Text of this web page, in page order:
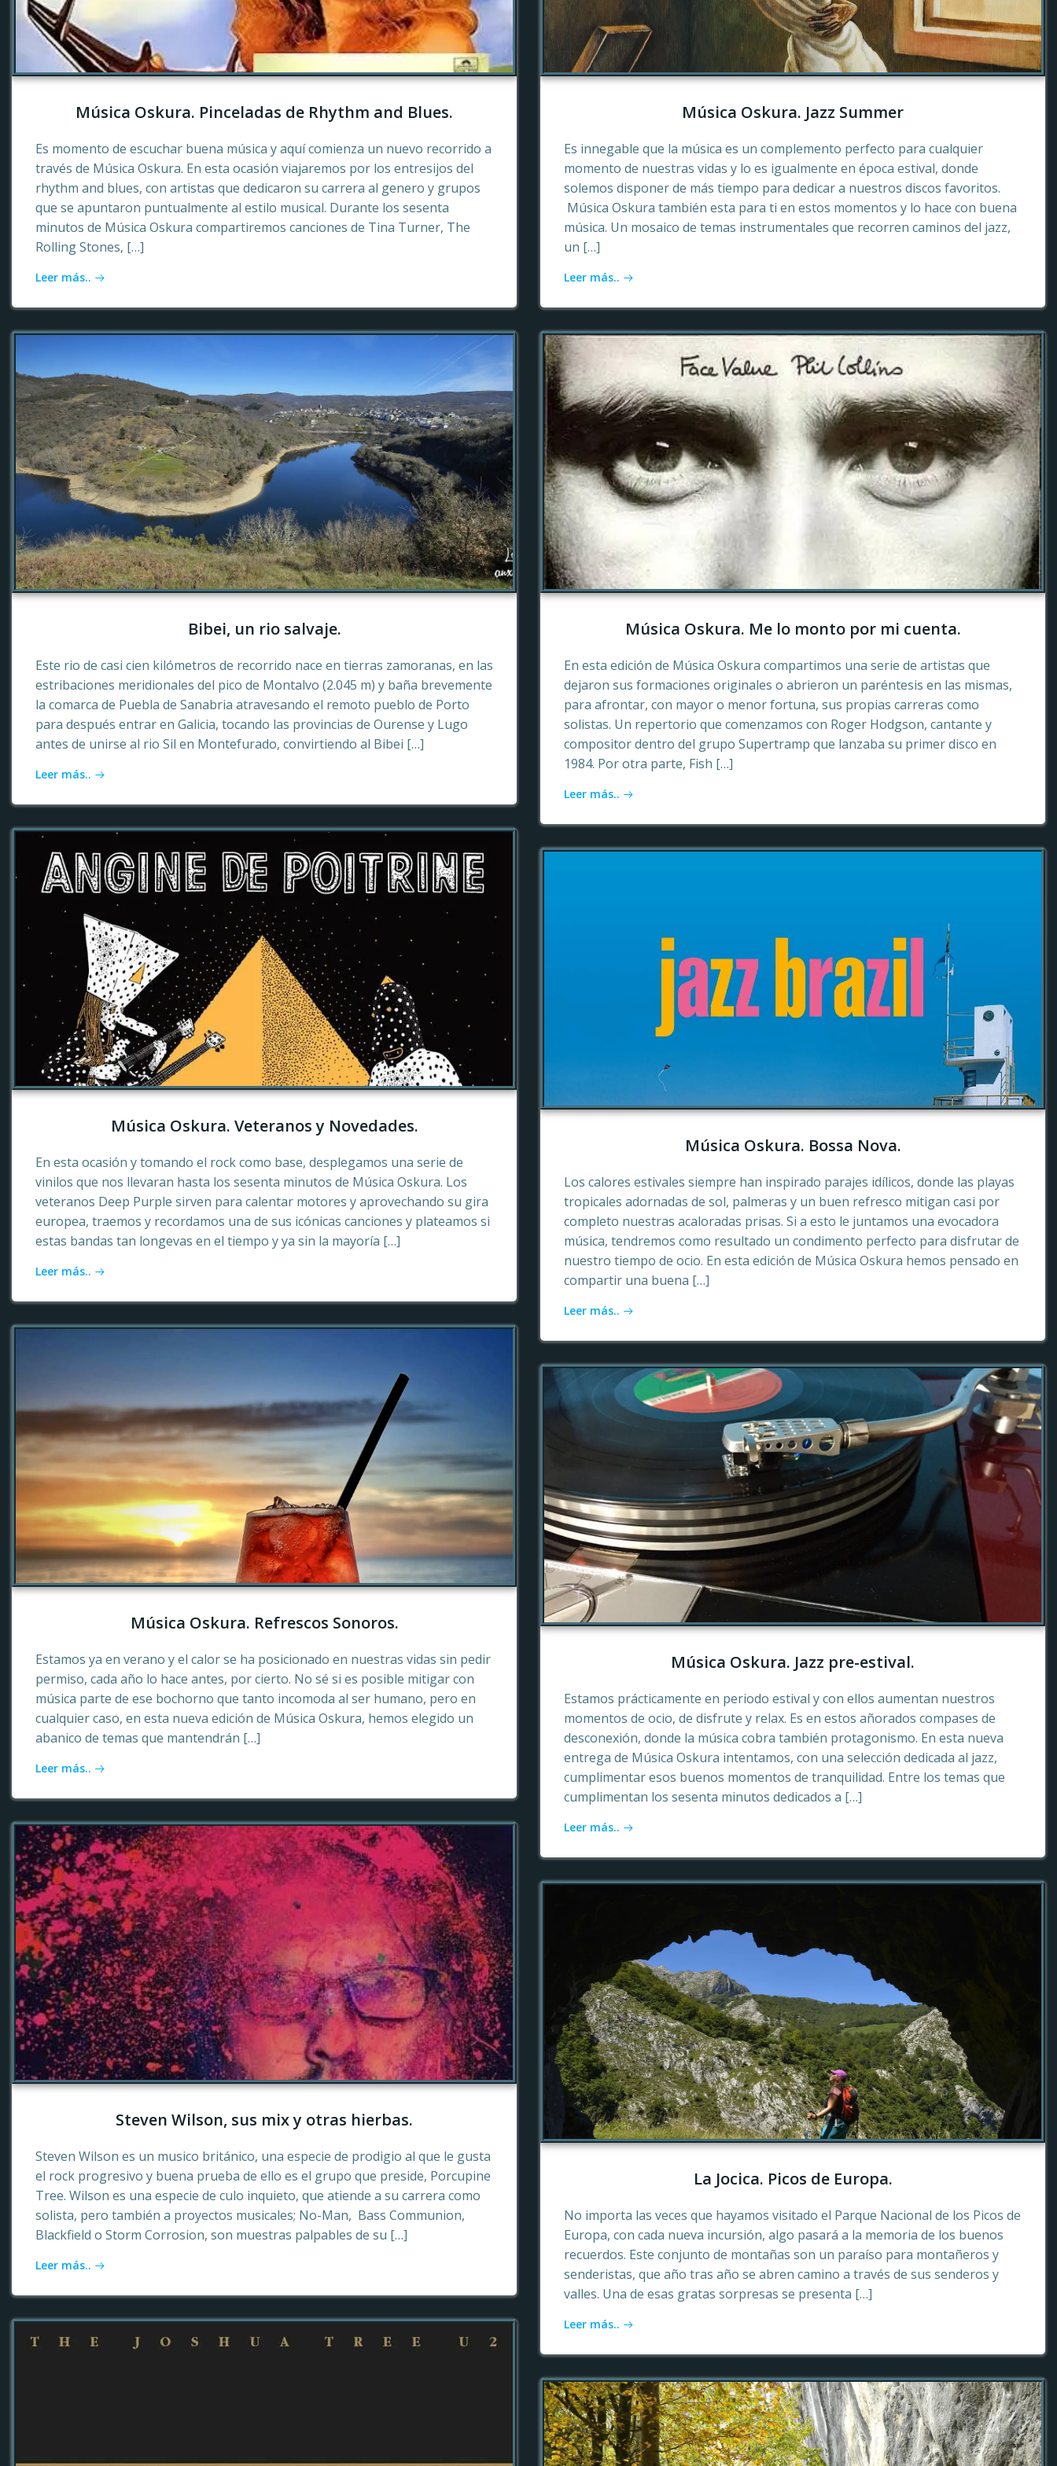
Música Oskura. Pinceladas de Rhythm and Blues.
Es momento de escuchar buena música y aquí comienza un nuevo recorrido a
través de Música Oskura. En esta ocasión viajaremos por los entresijos del
rhythm and blues, con artistas que dedicaron su carrera al genero y grupos
que se apuntaron puntualmente al estilo musical. Durante los sesenta
minutos de Música Oskura compartiremos canciones de Tina Turner, The
Rolling Stones, […]
Leer más..
Música Oskura. Jazz Summer
Es innegable que la música es un complemento perfecto para cualquier
momento de nuestras vidas y lo es igualmente en época estival, donde
solemos disponer de más tiempo para dedicar a nuestros discos favoritos.
Música Oskura también esta para ti en estos momentos y lo hace con buena
música. Un mosaico de temas instrumentales que recorren caminos del jazz,
un […]
Leer más..
Bibei, un rio salvaje.
Este rio de casi cien kilómetros de recorrido nace en tierras zamoranas, en las
estribaciones meridionales del pico de Montalvo (2.045 m) y baña brevemente
la comarca de Puebla de Sanabria atravesando el remoto pueblo de Porto
para después entrar en Galicia, tocando las provincias de Ourense y Lugo
antes de unirse al rio Sil en Montefurado, convirtiendo al Bibei […]
Leer más..
Música Oskura. Me lo monto por mi cuenta.
En esta edición de Música Oskura compartimos una serie de artistas que
dejaron sus formaciones originales o abrieron un paréntesis en las mismas,
para afrontar, con mayor o menor fortuna, sus propias carreras como
solistas. Un repertorio que comenzamos con Roger Hodgson, cantante y
compositor dentro del grupo Supertramp que lanzaba su primer disco en
1984. Por otra parte, Fish […]
Leer más..
Música Oskura. Veteranos y Novedades.
En esta ocasión y tomando el rock como base, desplegamos una serie de
vinilos que nos llevaran hasta los sesenta minutos de Música Oskura. Los
veteranos Deep Purple sirven para calentar motores y aprovechando su gira
europea, traemos y recordamos una de sus icónicas canciones y plateamos si
estas bandas tan longevas en el tiempo y ya sin la mayoría […]
Leer más..
Música Oskura. Bossa Nova.
Los calores estivales siempre han inspirado parajes idílicos, donde las playas
tropicales adornadas de sol, palmeras y un buen refresco mitigan casi por
completo nuestras acaloradas prisas. Si a esto le juntamos una evocadora
música, tendremos como resultado un condimento perfecto para disfrutar de
nuestro tiempo de ocio. En esta edición de Música Oskura hemos pensado en
compartir una buena […]
Leer más..
Música Oskura. Refrescos Sonoros.
Estamos ya en verano y el calor se ha posicionado en nuestras vidas sin pedir
permiso, cada año lo hace antes, por cierto. No sé si es posible mitigar con
música parte de ese bochorno que tanto incomoda al ser humano, pero en
cualquier caso, en esta nueva edición de Música Oskura, hemos elegido un
abanico de temas que mantendrán […]
Leer más..
Música Oskura. Jazz pre-estival.
Estamos prácticamente en periodo estival y con ellos aumentan nuestros
momentos de ocio, de disfrute y relax. Es en estos añorados compases de
desconexión, donde la música cobra también protagonismo. En esta nueva
entrega de Música Oskura intentamos, con una selección dedicada al jazz,
cumplimentar esos buenos momentos de tranquilidad. Entre los temas que
cumplimentan los sesenta minutos dedicados a […]
Leer más..
Steven Wilson, sus mix y otras hierbas.
Steven Wilson es un musico británico, una especie de prodigio al que le gusta
el rock progresivo y buena prueba de ello es el grupo que preside, Porcupine
Tree. Wilson es una especie de culo inquieto, que atiende a su carrera como
solista, pero también a proyectos musicales; No-Man, Bass Communion,
Blackfield o Storm Corrosion, son muestras palpables de su […]
Leer más..
La Jocica. Picos de Europa.
No importa las veces que hayamos visitado el Parque Nacional de los Picos de
Europa, con cada nueva incursión, algo pasará a la memoria de los buenos
recuerdos. Este conjunto de montañas son un paraíso para montañeros y
senderistas, que año tras año se abren camino a través de sus senderos y
valles. Una de esas gratas sorpresas se presenta […]
Leer más..